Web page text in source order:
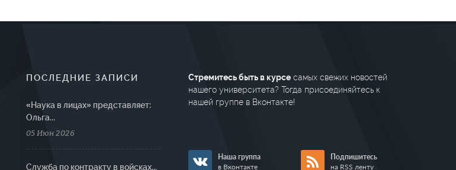
ПОСЛЕДНИЕ ЗАПИСИ
«Наука в лицах» представляет:
Ольга...
05 Июн 2026
Cлужба по контракту в войсках...
Стремитесь быть в курсе самых свежих новостей
нашего университета? Тогда присоединяйтесь к
нашей группе в Вконтакте!
Наша группа
в Вконтакте
Подпишитесь
на RSS ленту